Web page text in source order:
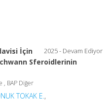
2025 - Devam Ediyor
İçin
Sferoidlerinin
, BAP Diğer
TOKAK E.,